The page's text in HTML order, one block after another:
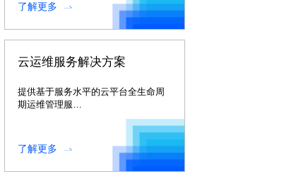
了解更多
云运维服务解决方案
提供基于服务水平的云平台全生命周
期运维管理服
了解更多